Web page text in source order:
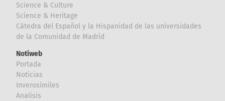
Science & Culture
Science & Heritage
Cátedra del Español y la Hispanidad de las universidades
de la Comunidad de Madrid
Notiweb
Portada
Noticias
Inverosímiles
Analisis